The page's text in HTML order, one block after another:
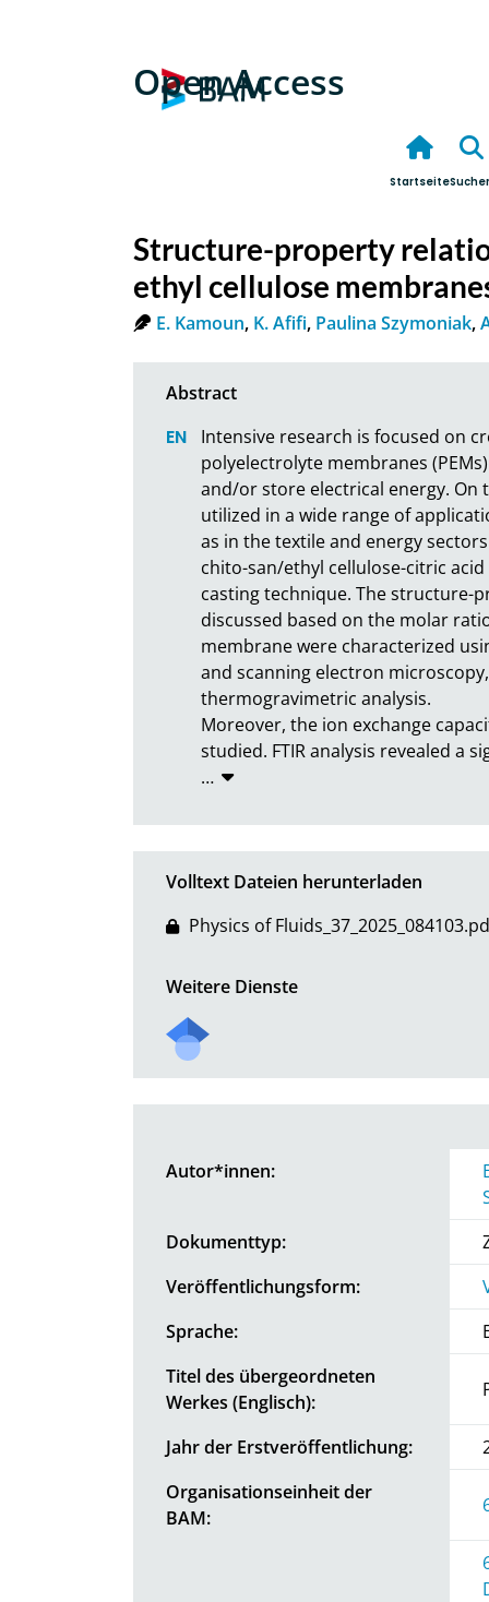
Open Access
Startseite
Structure-property
ethyl cellulose
E. Kamoun, K. Afifi, Paulina Szymoniak,
Intensive research is focused on
polyelectrolyte membranes
and/or store electrical energy.
utilized in a wide range of
as in the textile and energy
chito-san/ethyl cellulose-citric acid
casting technique. The structure-
discussed based on the molar
membrane were characterized
and scanning electron
thermogravimetric analysis.
Moreover, the ion exchange
studied. FTIR analysis revealed a
…
Volltext Dateien herunterladen
Physics of
Weitere Dienste
Autor*innen:
Dokumenttyp:
Veröffentlichungsform:
Sprache:
Titel des übergeordneten
Werkes (Englisch):
Jahr der Erstveröffentlichung:
Organisationseinheit der
BAM: